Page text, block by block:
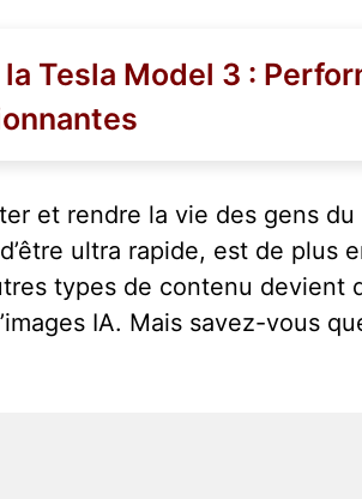
la Tesla Model 3 :
et rendre la vie des gens
ultra rapide, est de
types de contenu
IA. Mais savez-vous